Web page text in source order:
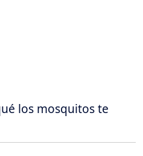
los mosquitos te